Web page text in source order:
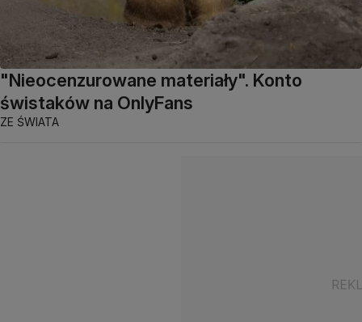
"Nieocenzurowane materiały". Konto
świstaków na OnlyFans
ZE ŚWIATA